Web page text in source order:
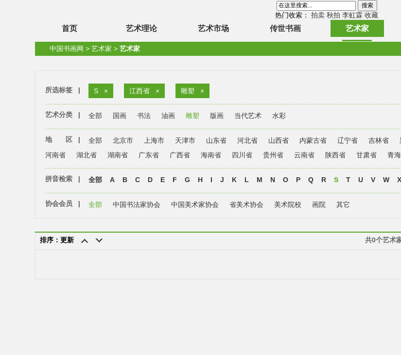
热门收索： 拍卖 秋拍 李虹霖 收藏
首页 艺术理论 艺术市场 传世书画 艺术家
中国书画网 > 艺术家 > 艺术家
所选标签 | S × 江西省 × 雕塑 ×
艺术分类 | 全部 国画 书法 油画 雕塑 版画 当代艺术 水彩
地 区 | 全部 北京市 上海市 天津市 山东省 河北省 山西省 内蒙古省 辽宁省 吉林省
河南省
湖北省 湖南省 广东省 广西省 海南省 四川省 贵州省 云南省 陕西省 甘肃省 青
拼音检索 | 全部 A B C D E F G H I J K L M N O P Q R S T U V W X
协会会员 | 全部 中国书法家协会 中国美术家协会 省美术协会 美术院校 画院 其它
排序：更新 共0个艺术